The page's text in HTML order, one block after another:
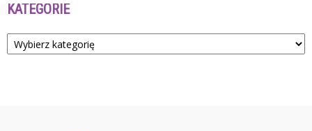
KATEGORIE
Kategorie